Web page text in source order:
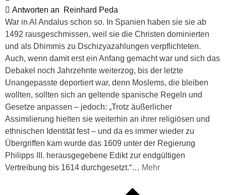
Antworten an
Reinhard Peda
War in Al Andalus schon so. In Spanien haben sie sie ab
1492 rausgeschmissen, weil sie die Christen dominierten
und als Dhimmis zu Dschizyazahlungen verpflichteten.
Auch, wenn damit erst ein Anfang gemacht war und sich das
Debakel noch Jahrzehnte weiterzog, bis der letzte
Unangepasste deportiert war, denn Moslems, die bleiben
wollten, sollten sich an geltende spanische Regeln und
Gesetze anpassen – jedoch: „Trotz äußerlicher
Assimilierung hielten sie weiterhin an ihrer religiösen und
ethnischen Identität fest – und da es immer wieder zu
Übergriffen kam wurde das 1609 unter der Regierung
Philipps III. herausgegebene Edikt zur endgültigen
Vertreibung bis 1614 durchgesetzt.“… Mehr